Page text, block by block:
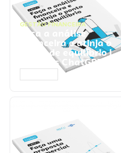
GESTÃO FINANCEIRA
Faça a análise
financeira e atinja o
ponto de equilíbrio |
Prompts ChatGPT